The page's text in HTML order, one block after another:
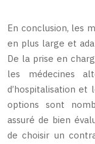
En conclusion, les
en plus large et
De la prise en
les médecines
d’hospitalisation et
options sont
assuré de bien
de choisir un